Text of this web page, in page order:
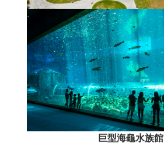
巨型海龜水族館